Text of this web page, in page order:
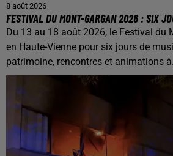
8 août 2026
FESTIVAL DU MONT-GARGAN 2026 : SIX
Du 13 au 18 août 2026, le Festival du
en Haute-Vienne pour six jours de
patrimoine, rencontres et animations